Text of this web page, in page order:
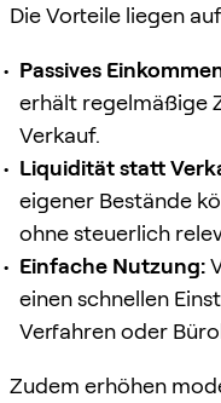
Die Vorteile liegen
Passives
erhält regelmäßige
Verkauf.
Liquidität statt
eigener Bestände
ohne steuerlich
Einfache Nutzung:
einen schnellen
Verfahren oder
Zudem erhöhen